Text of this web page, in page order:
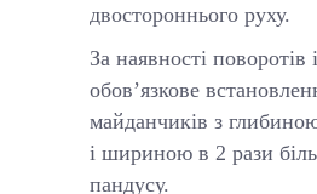
двостороннього руху.
За наявності поворотів
обов’язкове
майданчиків з
і шириною в 2 рази
пандусу.